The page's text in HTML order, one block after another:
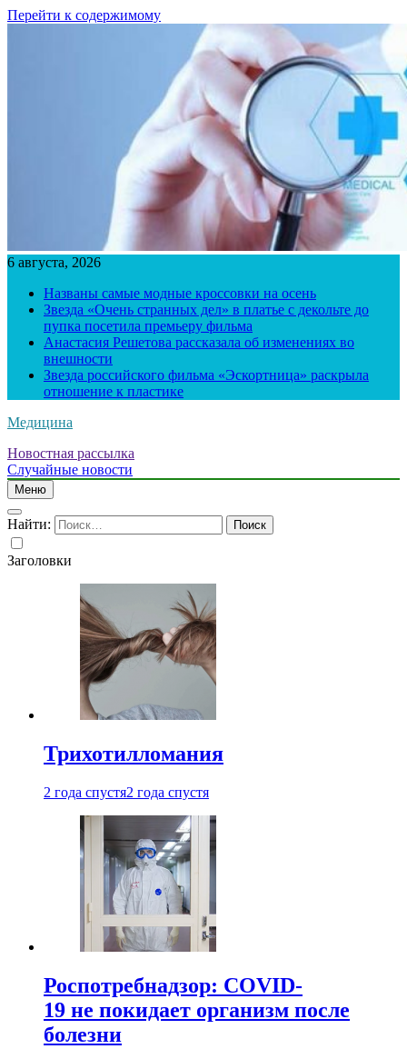
Перейти к содержимому
6 августа, 2026
Названы самые модные кроссовки на осень
Звезда «Очень странных дел» в платье с декольте до
пупка посетила премьеру фильма
Анастасия Решетова рассказала об изменениях во
внешности
Звезда российского фильма «Эскортница» раскрыла
отношение к пластике
Медицина
Новостная рассылка
Случайные новости
Меню
Найти:
Заголовки
Трихотилломания
2 года спустя2 года спустя
Роспотребнадзор: COVID-
19 не покидает организм после
болезни